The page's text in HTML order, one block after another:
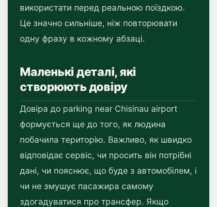
використати перед реальною поїздкою.
Це значно сильніше, ніж повторювати
одну фразу в кожному абзаці.
Маленькі деталі, які
створюють довіру
Довіра до parking near Chisinau airport
формується ще до того, як людина
побачила територію. Важливо, як швидко
відповідає сервіс, чи просить він потрібні
дані, чи пояснює, що буде з автомобілем, і
чи не змушує пасажира самому
здогадуватися про трансфер. Якщо